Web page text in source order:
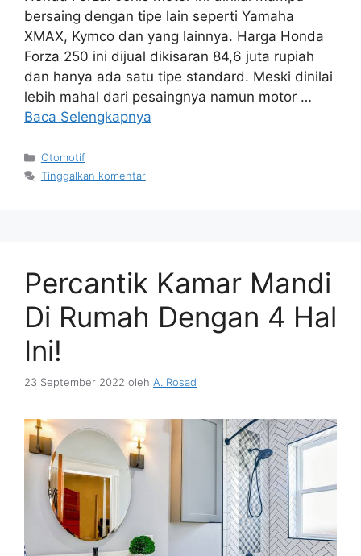
bersaing dengan tipe lain seperti Yamaha
XMAX, Kymco dan yang lainnya. Harga Honda
Forza 250 ini dijual dikisaran 84,6 juta rupiah
dan hanya ada satu tipe standard. Meski dinilai
lebih mahal dari pesaingnya namun motor …
Baca Selengkapnya
Kategori
Otomotif
Tinggalkan komentar
Percantik Kamar Mandi
Di Rumah Dengan 4 Hal
Ini!
23 September 2022 oleh A. Rosad